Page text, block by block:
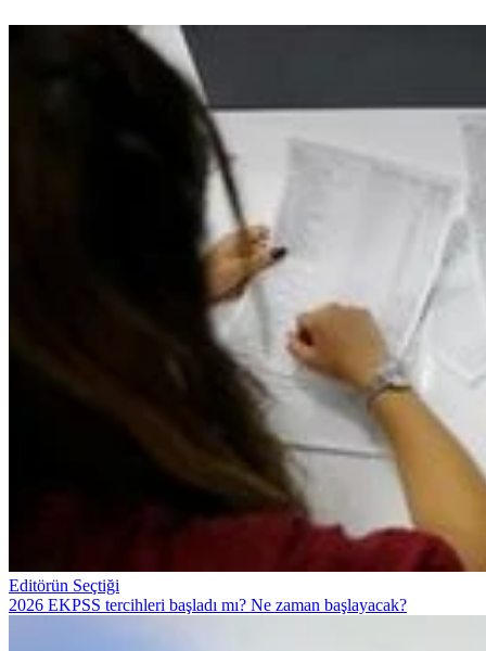
Editörün Seçtiği
2026 EKPSS tercihleri başladı mı? Ne zaman başlayacak?